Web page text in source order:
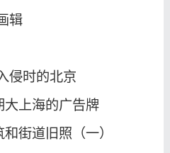
辑
侵时的北京
大上海的广告牌
街道旧照（一）